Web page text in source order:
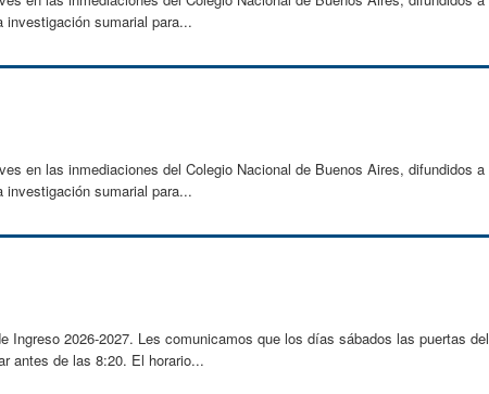
sumarial para...
en las inmediaciones del Colegio Nacional de Buenos Aires, difundidos a
sumarial para...
2026-2027. Les comunicamos que los días sábados las puertas del
antes de las 8:20. El horario...